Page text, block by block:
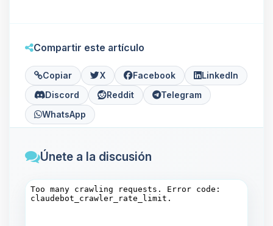
Compartir este artículo
Copiar X Facebook
LinkedIn
Discord
Reddit
Telegram
WhatsApp
Únete a la discusión